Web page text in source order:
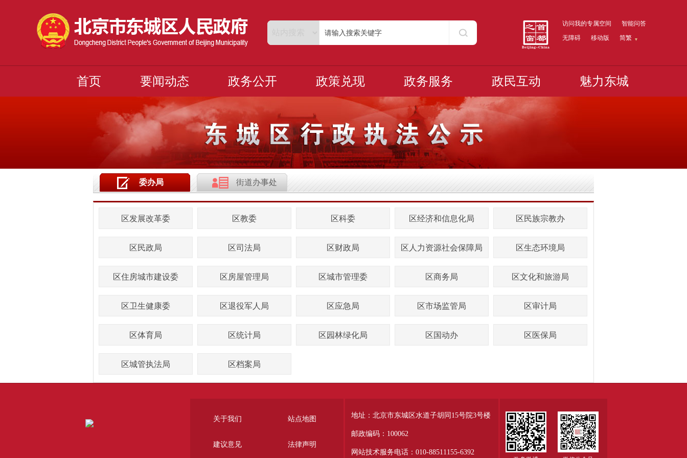
访问我的专属空间
智能问答
无障碍
移动版 简繁
首页 要闻动态 政务公开 政策兑现 政务服务 政民互动 魅力东城
委办局 街道办事处
区发展改革委 区教委 区科委 区经济和信息化局 区民族宗教办
区民政局 区司法局 区财政局 区人力资源社会保障局 区生态环境局
区住房城市建设委 区房屋管理局 区城市管理委 区商务局 区文化和旅游局
区卫生健康委 区退役军人局 区应急局 区市场监管局 区审计局
区体育局 区统计局 区园林绿化局 区国动办 区医保局
区城管执法局 区档案局
关于我们 站点地图
建议意见 法律声明
地址：北京市东城区水道子胡同15号院3号楼
邮政编码：100062
网站技术服务电话：010-88511155-6392